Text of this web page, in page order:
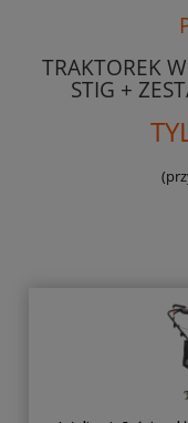
TRAKTOREK
STIG +